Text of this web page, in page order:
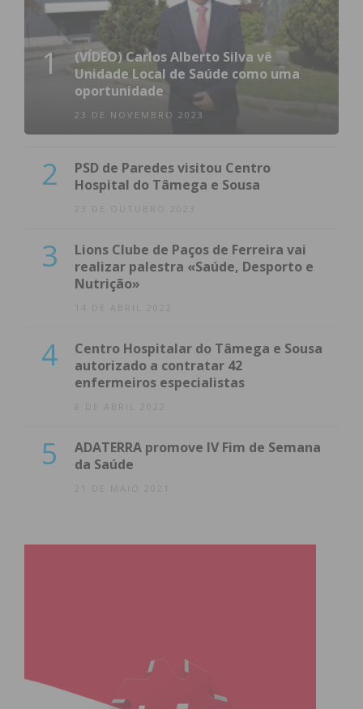
1
(VÍDEO) Carlos Alberto Silva vê
Unidade Local de Saúde como uma
oportunidade
23 DE NOVEMBRO 2023
2
PSD de Paredes visitou Centro
Hospital do Tâmega e Sousa
23 DE OUTUBRO 2023
3
Lions Clube de Paços de Ferreira vai
realizar palestra «Saúde, Desporto e
Nutrição»
14 DE ABRIL 2022
4
Centro Hospitalar do Tâmega e Sousa
autorizado a contratar 42
enfermeiros especialistas
8 DE ABRIL 2022
5
ADATERRA promove IV Fim de Semana
da Saúde
21 DE MAIO 2021